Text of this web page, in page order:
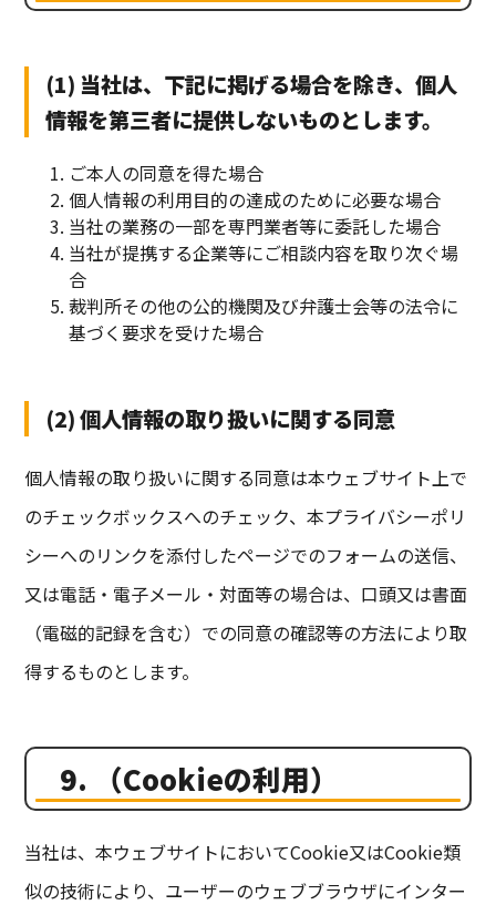
(1) 当社は、下記に掲げる場合を除き、個人
情報を第三者に提供しないものとします。
ご本人の同意を得た場合
個人情報の利用目的の達成のために必要な場合
当社の業務の一部を専門業者等に委託した場合
当社が提携する企業等にご相談内容を取り次ぐ場
合
裁判所その他の公的機関及び弁護士会等の法令に
基づく要求を受けた場合
(2) 個人情報の取り扱いに関する同意
個人情報の取り扱いに関する同意は本ウェブサイト上で
のチェックボックスへのチェック、本プライバシーポリ
シーへのリンクを添付したページでのフォームの送信、
又は電話・電子メール・対面等の場合は、口頭又は書面
（電磁的記録を含む）での同意の確認等の方法により取
得するものとします。
9. （Cookieの利用）
当社は、本ウェブサイトにおいてCookie又はCookie類
似の技術により、ユーザーのウェブブラウザにインター